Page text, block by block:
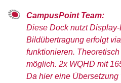
CampusPoint Team:
Diese Dock nutzt
Bildübertragung erfolgt
funktionieren.
möglich. 2x WQHD mit
Da hier eine